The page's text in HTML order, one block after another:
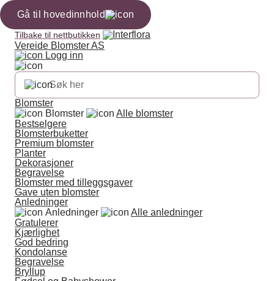
Gå til hovedinnhold
Tilbake til nettbutikken
Vereide Blomster AS
Logg inn
Blomster
Blomster
Alle blomster
Bestselgere
Blomsterbuketter
Premium blomster
Planter
Dekorasjoner
Begravelse
Blomster med tilleggsgaver
Gave uten blomster
Anledninger
Anledninger
Alle anledninger
Gratulerer
Kjærlighet
God bedring
Kondolanse
Begravelse
Bryllup